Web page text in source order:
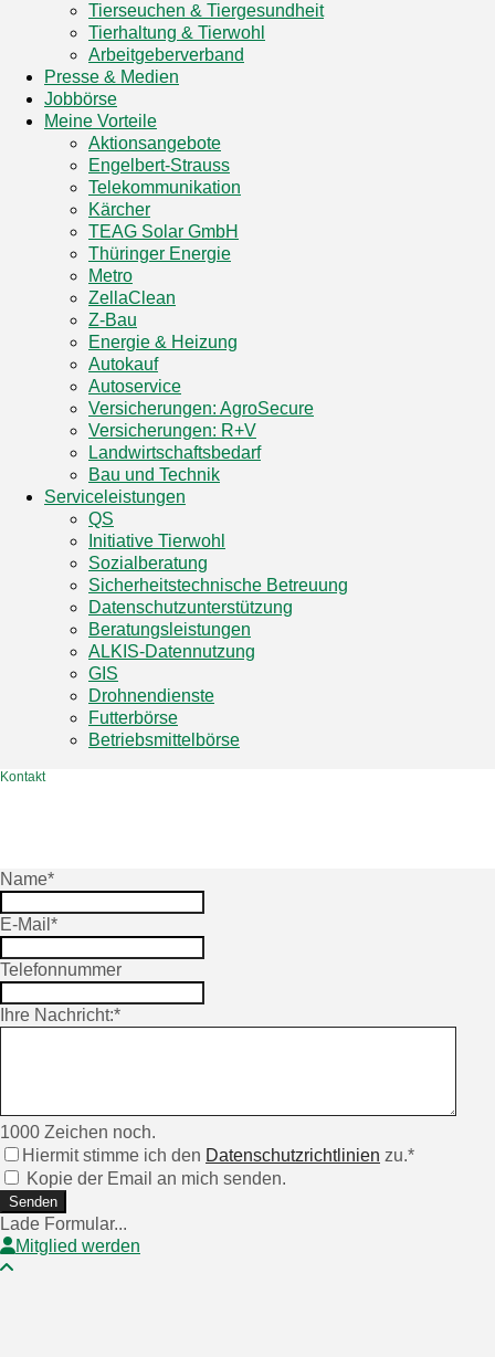
Tierseuchen & Tiergesundheit
Tierhaltung & Tierwohl
Arbeitgeberverband
Presse & Medien
Jobbörse
Meine Vorteile
Aktionsangebote
Engelbert-Strauss
Telekommunikation
Kärcher
TEAG Solar GmbH
Thüringer Energie
Metro
ZellaClean
Z-Bau
Energie & Heizung
Autokauf
Autoservice
Versicherungen: AgroSecure
Versicherungen: R+V
Landwirtschaftsbedarf
Bau und Technik
Service­­leistungen
QS
Initiative Tierwohl
Sozialberatung
Sicherheitstechnische Betreuung
Datenschutzunterstützung
Beratungsleistungen
ALKIS-Datennutzung
GIS
Drohnendienste
Futterbörse
Betriebsmittelbörse
Kontakt
Name*
E-Mail *
Telefonnummer
Ihre Nachricht:*
1000 Zeichen noch.
Hiermit stimme ich den Datenschutzrichtlinien zu.*
Kopie der Email an mich senden.
Senden
Lade Formular...
Mitglied werden